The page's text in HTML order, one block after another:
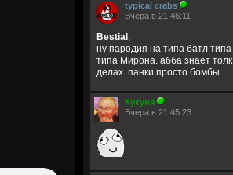
typical crabs
Вчера в 21:46:11
Bestial ,
ну пародия на типа батл
типа Мирона. абба знает толк
делах. панки просто бомбы
Кукуня
Вчера в 21:45:23